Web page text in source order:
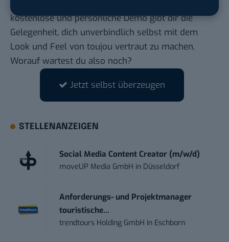
kostenlose und persönliche Demogibt dir die
Gelegenheit, dich unverbindlich selbst mit dem
Look und Feel von toujou vertraut zu machen.
Worauf wartest du also noch?
Jetzt selbst überzeugen
STELLENANZEIGEN
Social Media Content Creator (m/w/d)
moveUP Media GmbH in Düsseldorf
Anforderungs- und Projektmanager
touristische...
trendtours Holding GmbH in Eschborn